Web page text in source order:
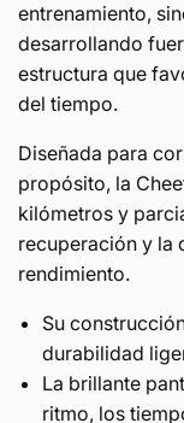
entrenamiento,
desarrollando
estructura que
del tiempo.
Diseñada para
propósito, la
kilómetros y
recuperación y la
rendimiento.
Su
durabilidad
La brillante
ritmo, los